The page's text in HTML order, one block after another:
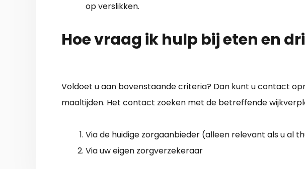
op verslikken.
Hoe vraag ik hulp bij eten en
Voldoet u aan bovenstaande criteria? Dan kunt u contact
maaltijden. Het contact zoeken met de betreffende
Via de huidige zorgaanbieder (alleen relevant als u al
Via uw eigen zorgverzekeraar